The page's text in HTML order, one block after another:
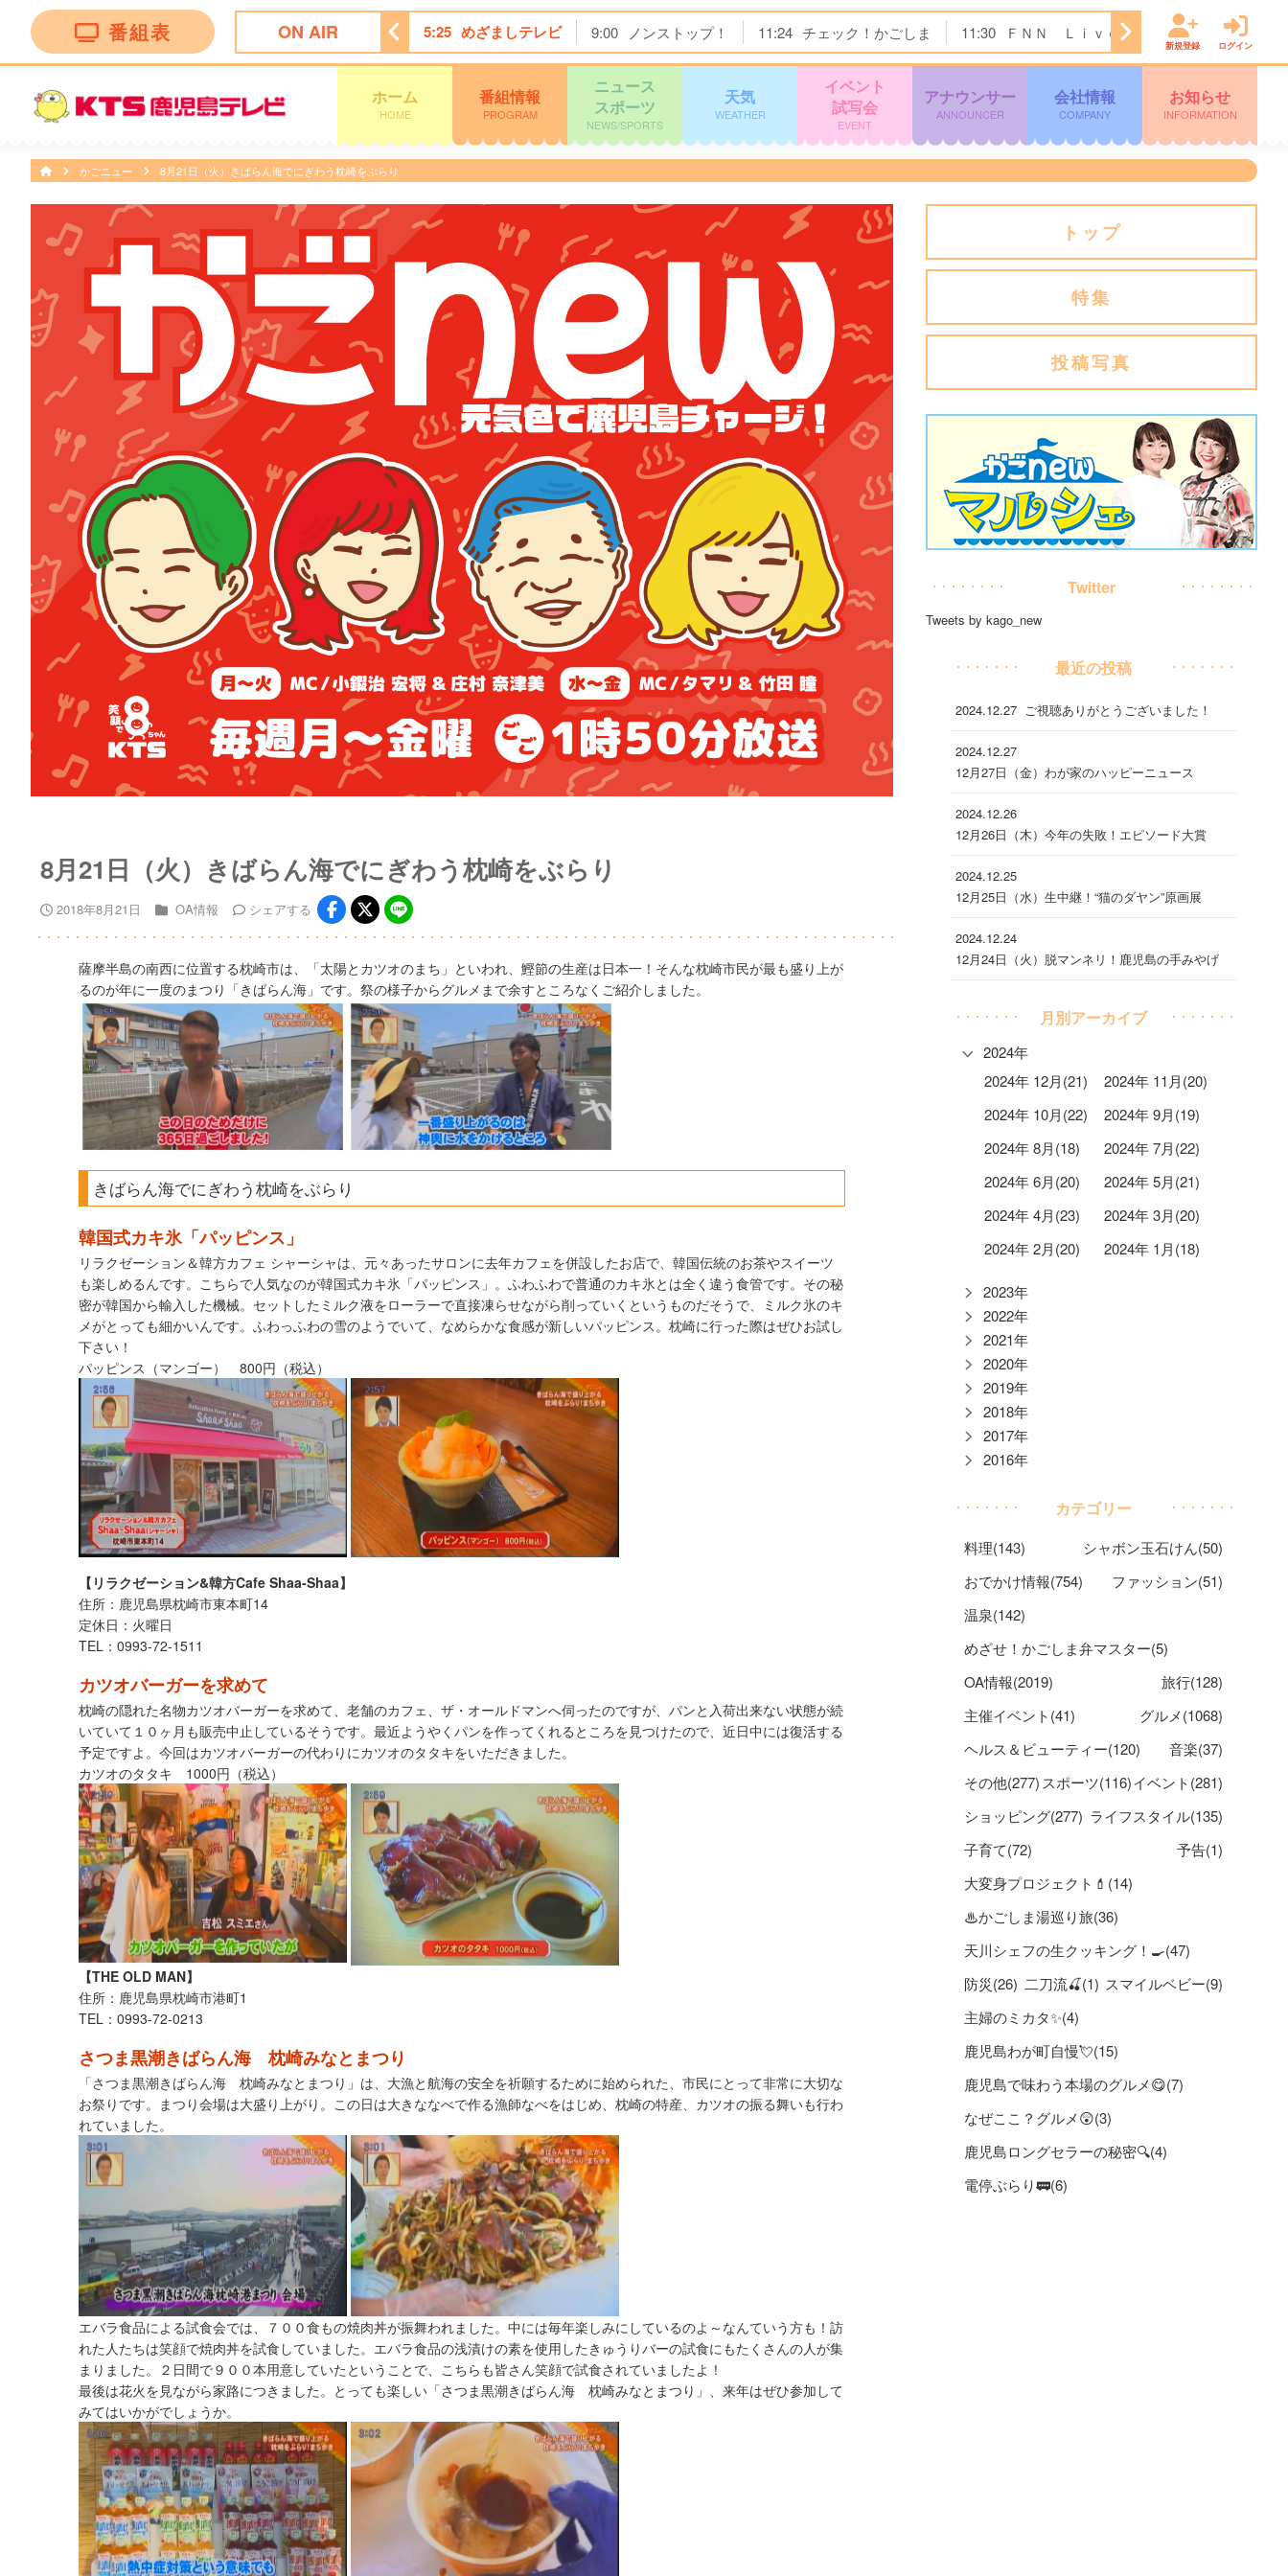
番組表 ON AIR
ピング 4:55 ビタブリッドジャパンテレビショッピング 5:25 めざましテレビ 9:00 ノンストップ！ 11:24 チェック！かごしま 11:30 ＦＮＮ Ｌｉｖｅ Ｎｅｗｓ ｄａｙｓ
新規登録 ログイン
ホーム
HOME
番組情報
PROGRAM
ニュース
スポーツ
NEWS/SPORTS
天気
WEATHER
イベント
試写会
EVENT
アナウンサー
ANNOUNCER
会社情報
COMPANY
お知らせ
INFORMATION
かごニュー 8月21日（火）きばらん海でにぎわう枕崎をぶらり
8月21日（火）きばらん海でにぎわう枕崎をぶらり
2018年8月21日 OA情報 シェアする
薩摩半島の南西に位置する枕崎市は、「太陽とカツオのまち」といわれ、鰹節の生産は日本一！そんな枕崎市民が最も盛り上が
るのが年に一度のまつり「きばらん海」です。祭の様子からグルメまで余すところなくご紹介しました。
きばらん海でにぎわう枕崎をぶらり
韓国式カキ氷「パッピンス」
リラクゼーション＆韓方カフェ シャーシャは、元々あったサロンに去年カフェを併設したお店で、韓国伝統のお茶やスイーツ
も楽しめるんです。こちらで人気なのが韓国式カキ氷「パッピンス」。ふわふわで普通のカキ氷とは全く違う食管です。その秘
密が韓国から輸入した機械。セットしたミルク液をローラーで直接凍らせながら削っていくというものだそうで、ミルク氷のキ
メがとっても細かいんです。ふわっふわの雪のようでいて、なめらかな食感が新しいパッピンス。枕崎に行った際はぜひお試し
下さい！
パッピンス（マンゴー） 800円（税込）
【リラクゼーション&韓方Cafe Shaa-Shaa】
住所：鹿児島県枕崎市東本町14
定休日：火曜日
TEL：0993-72-1511
カツオバーガーを求めて
枕崎の隠れた名物カツオバーガーを求めて、老舗のカフェ、ザ・オールドマンへ伺ったのですが、パンと入荷出来ない状態が続
いていて１０ヶ月も販売中止しているそうです。最近ようやくパンを作ってくれるところを見つけたので、近日中には復活する
予定ですよ。今回はカツオバーガーの代わりにカツオのタタキをいただきました。
カツオのタタキ 1000円（税込）
【THE OLD MAN】
住所：鹿児島県枕崎市港町1
TEL：0993-72-0213
さつま黒潮きばらん海 枕崎みなとまつり
「さつま黒潮きばらん海 枕崎みなとまつり」は、大漁と航海の安全を祈願するために始められた、市民にとって非常に大切な
お祭りです。まつり会場は大盛り上がり。この日は大きななべで作る漁師なべをはじめ、枕崎の特産、カツオの振る舞いも行わ
れていました。
エバラ食品による試食会では、７００食もの焼肉丼が振舞われました。中には毎年楽しみにしているのよ～なんていう方も！訪
れた人たちは笑顔で焼肉丼を試食していました。エバラ食品の浅漬けの素を使用したきゅうりバーの試食にもたくさんの人が集
まりました。２日間で９００本用意していたということで、こちらも皆さん笑顔で試食されていましたよ！
最後は花火を見ながら家路につきました。とっても楽しい「さつま黒潮きばらん海 枕崎みなとまつり」、来年はぜひ参加して
みてはいかがでしょうか。
トップ
特集
投稿写真
Twitter
Tweets by kago_new
最近の投稿
2024.12.27 ご視聴ありがとうございました！
2024.12.27
12月27日（金）わが家のハッピーニュース
2024.12.26
12月26日（木）今年の失敗！エピソード大賞
2024.12.25
12月25日（水）生中継！“猫のダヤン”原画展
2024.12.24
12月24日（火）脱マンネリ！鹿児島の手みやげ
月別アーカイブ
2024年
2024年 12月(21)
2024年 11月(20)
2024年 10月(22)
2024年 9月(19)
2024年 8月(18)
2024年 7月(22)
2024年 6月(20)
2024年 5月(21)
2024年 4月(23)
2024年 3月(20)
2024年 2月(20)
2024年 1月(18)
2023年
2022年
2021年
2020年
2019年
2018年
2017年
2016年
カテゴリー
料理(143)
シャボン玉石けん(50)
おでかけ情報(754)
ファッション(51)
温泉(142)
めざせ！かごしま弁マスター(5)
OA情報(2019)
旅行(128)
主催イベント(41)
グルメ(1068)
ヘルス＆ビューティー(120)
音楽(37)
その他(277) スポーツ(116)イベント(281)
ショッピング(277) ライフスタイル(135)
子育て(72)
予告(1)
大変身プロジェクト💄(14)
♨かごしま湯巡り旅(36)
天川シェフの生クッキング！🍳(47)
防災(26) 二刀流🍒(1) スマイルベビー(9)
主婦のミカタ✨(4)
鹿児島わが町自慢💘(15)
鹿児島で味わう本場のグルメ😋(7)
なぜここ？グルメ😲(3)
鹿児島ロングセラーの秘密🔍(4)
電停ぶらり🚃(6)